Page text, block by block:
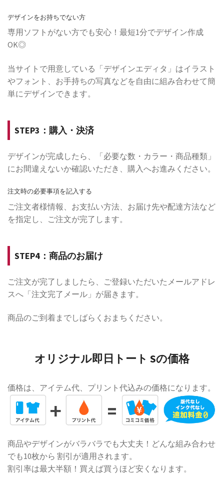
デザインをお持ちでない方
専用ソフトがない方でも安心！最短1分でデザイン作成
OK◎
当サイトで用意している「デザインエディタ」はイラスト
やフォント、お手持ちの写真などを自由に組み合わせて簡
単にデザインできます。
STEP3：購入・決済
デザインが完成したら、「必要な数・カラー・商品種類」
にお間違えないか確認いただき、購入へお進みください。
注文時の必要事項を記入する
ご注文者様情報、お支払い方法、お届け先や配達方法など
を指定し、ご注文が完了します。
STEP4：商品のお届け
ご注文が完了しましたら、ご登録いただいたメールアドレ
スへ「注文完了メール」が届きます。
商品のご到着までしばらくおまちください。
オリジナル即日トート Sの価格
価格は、アイテム代、プリント代込みの価格になります。
商品やデザインがバラバラでも大丈夫！どんな組み合わせ
でも10枚から 割引が適用されます。
割引率は最大半額！買えば買うほど安くなります。